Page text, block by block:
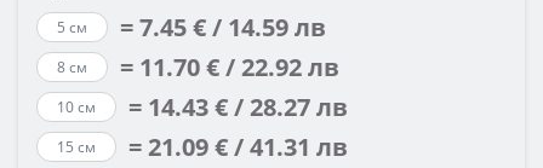
5 см = 7.45 € / 14.59 лв
8 см = 11.70 € / 22.92 лв
10 см = 14.43 € / 28.27 лв
15 см = 21.09 € / 41.31 лв